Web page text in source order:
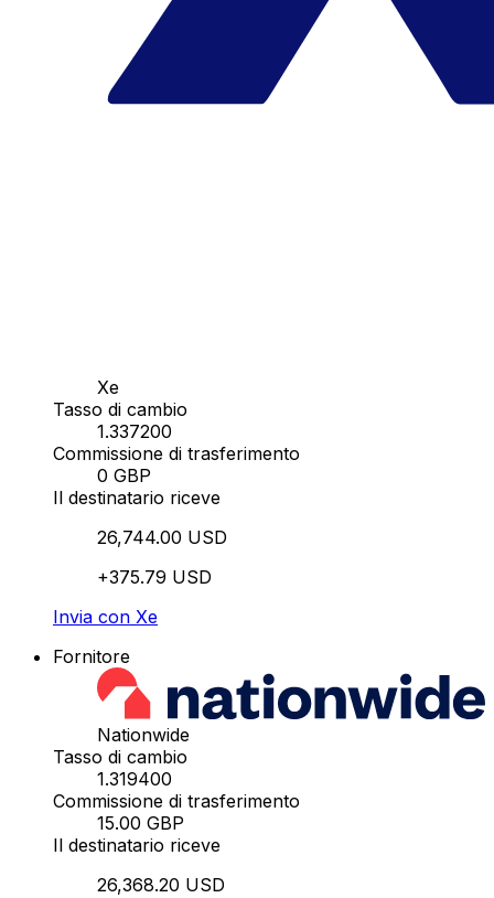
Xe
Tasso di cambio
1.337200
Commissione di trasferimento
0 GBP
Il destinatario riceve
26,744.00 USD
+375.79 USD
Invia con Xe
Fornitore
Nationwide
Tasso di cambio
1.319400
Commissione di trasferimento
15.00 GBP
Il destinatario riceve
26,368.20 USD